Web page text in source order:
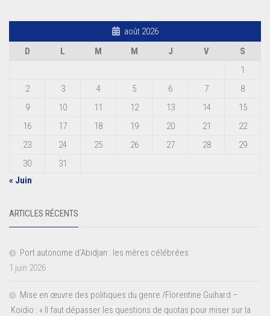
août 2026
D
L M M J V
S
1
2
3 4 5 6 7
8
9
10 11 12 13 14
15
16
17 18 19 20 21
22
23
24 25 26 27 28
29
30
31
« Juin
ARTICLES RÉCENTS
Port autonome d’Abidjan : les mères célébrées
1 juin 2026
Mise en œuvre des politiques du genre /Florentine Guihard –
Koidio : « Il faut dépasser les questions de quotas pour miser sur la